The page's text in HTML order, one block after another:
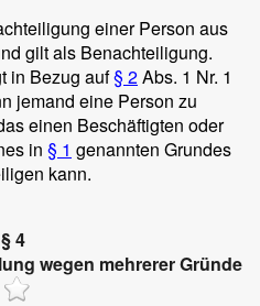
einer Person aus
gilt als Benachteiligung.
in Bezug auf§ 2Abs. 1 Nr. 1
jemand eine Person zu
einen Beschäftigten oder
in § 1 genannten Grundes
kann.
§ 4
wegen mehrerer Gründe